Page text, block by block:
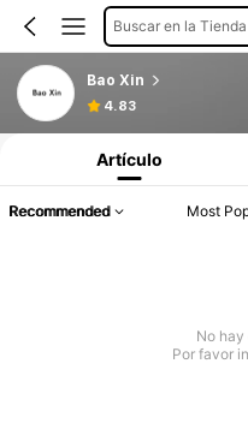
Buscar en la Tienda
Bao Xin
4.83
Artículo
Recommended Most
No
Por favor